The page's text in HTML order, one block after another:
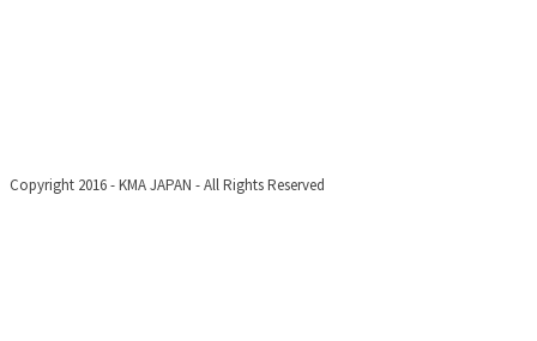
Copyright 2016 - KMA JAPAN - All Rights Reserved